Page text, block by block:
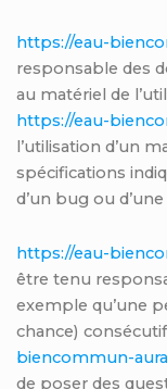
https://eau-
responsable des
au matériel de
https://eau-
l’utilisation d’un
spécifications
d’un bug ou
https://eau-
être tenu
exemple qu’une
chance)
biencommun-
de poser des